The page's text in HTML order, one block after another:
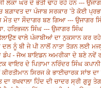
ਲੰਕਾ ਘਰ ਦੇ ਭੇਤੀ ਢਾਹ ਰਹੇ ਹਨ ---
ਬਗ਼ਾਵਤ ਦਾ ਪੰਜਾਬ ਸਰਕਾਰ ’ਤੇ ਕੋਈ
ਮੌਤ ਦਾ ਸੌਦਾਗਰ ਬਣ ਗਿਆ --- ਉਜਾਗਰ
ਹਰਿਭਜਨ ਸਿੰਘ --- ਉਜਾਗਰ ਸਿੰਘ
ਵਾਲੇ ਪੰਜਾਬੀਆਂ ਦਾ ਨੁਕਸਾਨ ਕਰ
ਨੂੰ ਬੀ ਜੇ ਪੀ ਨਾਲੋਂ ਨਾਤਾ ਤੋੜਨ ਲਈ
ਡੰਪ - ਜੋਅ ਬਾਇਡਨ ਅਮਰੀਕਾ ਦੇ ਬਣੇ ਨਵੇਂ
ਵਾਇਰ ਦੇ ਪਿਤਾਮਾ ਨਰਿੰਦਰ ਸਿੰਘ
ਸਿਰਜ ਕੇ ਭਾਈਚਾਰਕ ਸਾਂਝ
ਰਖਵਾਲਾ ਹਿੰਦ ਦੀ ਚਾਦਰ ਸ੍ਰੀ ਗੁਰੂ